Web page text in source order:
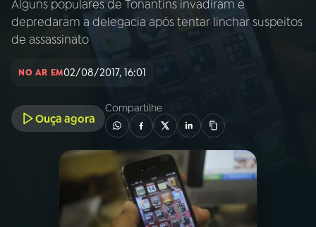
01INÍCIO
02A RÁDIO
03PROGRAMAÇÃO
PODCASTS
Alguns populares de Tonantins invadiram e
depredaram a delegacia após tentar linchar suspeitos
de assassinato
NO AR EM02/08/2017, 16:01
Ouça agora
Compartilhe